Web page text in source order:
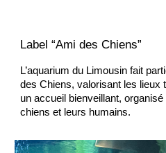
Label “Ami des Chiens”
L’aquarium du Limousin fait
des Chiens, valorisant les lieux
un accueil bienveillant,
chiens et leurs humains.